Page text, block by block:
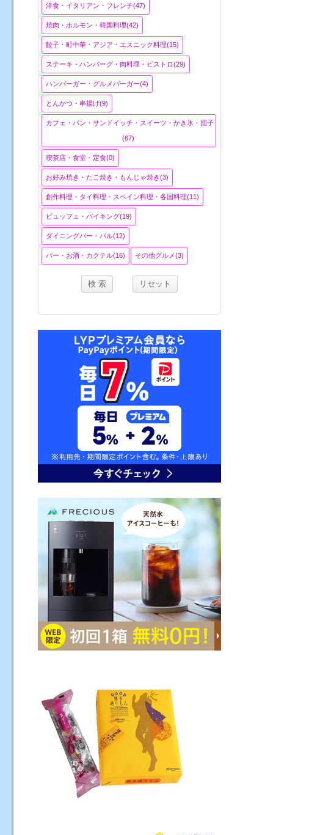
洋食・イタリアン・フレンチ(47)
焼肉・ホルモン・韓国料理(42)
餃子・町中華・アジア・エスニック料理(15)
ステーキ・ハンバーグ・肉料理・ビストロ(29)
ハンバーガー・グルメバーガー(4)
とんかつ・串揚げ(9)
カフェ・パン・サンドイッチ・スイーツ・かき氷・団子
(67)
喫茶店・食堂・定食(0)
お好み焼き・たこ焼き・もんじゃ焼き(3)
創作料理・タイ料理・スペイン料理・各国料理(11)
ビュッフェ・バイキング(19)
ダイニングバー・バル(12)
バー・お酒・カクテル(16) その他グルメ(3)